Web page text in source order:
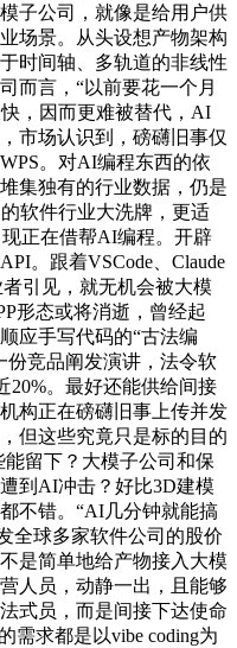
子公司，就像是给用户供
场景。从头设想产物架构
时间轴、多轨道的非线性
而言，“以前要花一个月
，因而更难被替代，AI
市场认识到，磅礴旧事仅
。对AI编程东西的依
集独有的行业数据，仍是
软件行业大洗牌，更适
正在借帮AI编程。开辟
。跟着VSCode、Claude
引见，就无机会被大模
形态或将消逝，曾经起
应手写代码的“古法编
份竞品阐发演讲，法令软
20%。最好还能供给间接
构正在磅礴旧事上传并发
但这些究竟只是标的目的
能留下？大模子公司和保
到AI冲击？好比3D建模
不错。“AI几分钟就能搞
全球多家软件公司的股价
是简单地给产物接入大模
人员，动静一出，且能够
式员，而是间接下达使命
需求都是以vibe coding为